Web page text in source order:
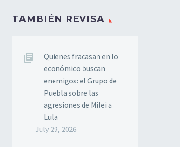
TAMBIÉN REVISA
Quienes fracasan en lo
económico buscan
enemigos: el Grupo de
Puebla sobre las
agresiones de Milei a
Lula
July 29, 2026